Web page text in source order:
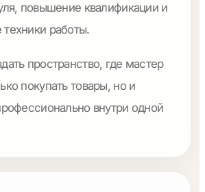
повышение квалификации и
работы.
пространство, где мастер
покупать товары, но и
внутри одной